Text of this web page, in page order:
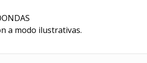
a modo ilustrativas.